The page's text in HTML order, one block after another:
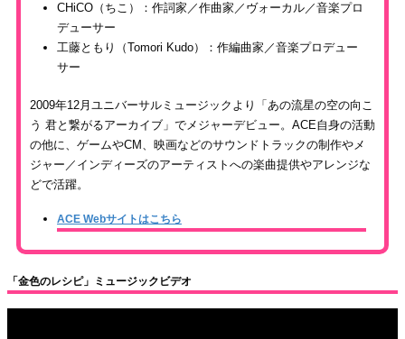
CHiCO（ちこ）：作詞家／作曲家／ヴォーカル／音楽プロ
デューサー
工藤ともり（Tomori Kudo）：作編曲家／音楽プロデュー
サー
2009年12月ユニバーサルミュージックより「あの流星の空の向こ
う 君と繋がるアーカイブ」でメジャーデビュー。ACE自身の活動
の他に、ゲームやCM、映画などのサウンドトラックの制作やメ
ジャー／インディーズのアーティストへの楽曲提供やアレンジな
どで活躍。
ACE Webサイトはこちら
「金色のレシピ」ミュージックビデオ